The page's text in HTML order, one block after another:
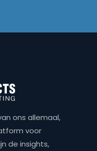
ons allemaal,
voor
de insights,